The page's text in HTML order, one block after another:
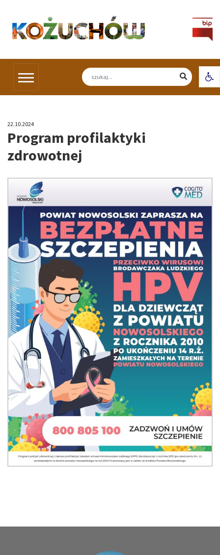
content
22.10.2024
Program profilaktyki
zdrowotnej